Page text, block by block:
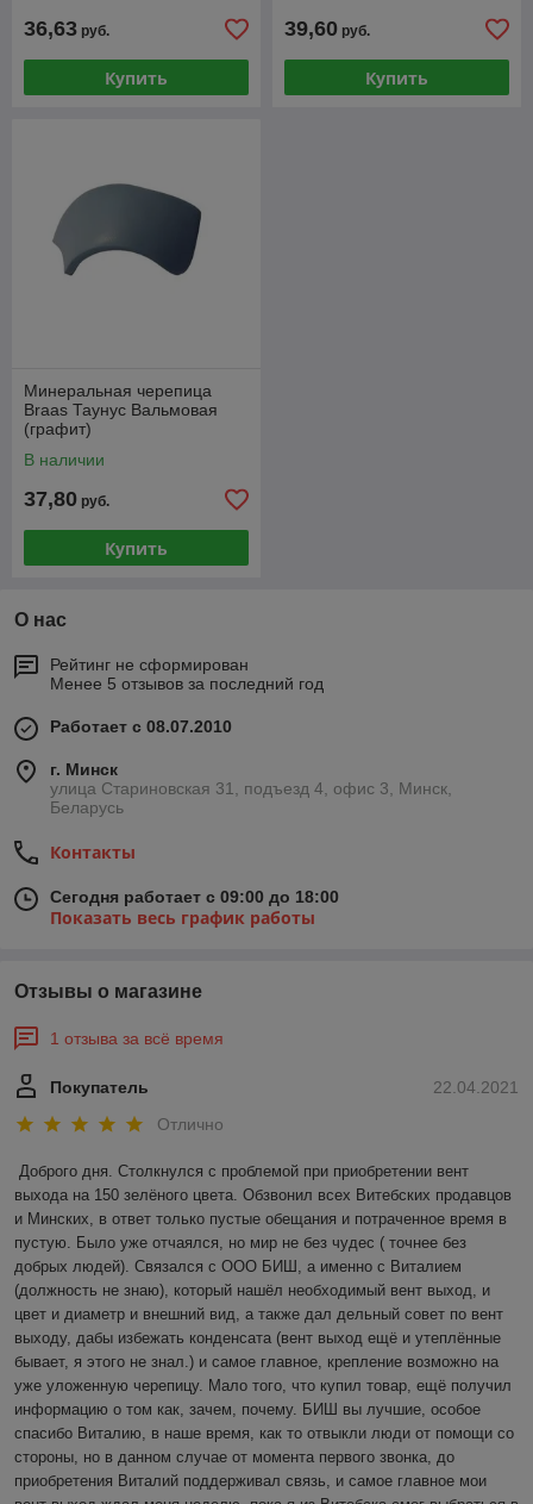
36,63 руб.
Купить
39,60 руб.
Купить
Минеральная черепица
Braas Таунус Вальмовая
(графит)
В наличии
37,80 руб.
Купить
О нас
Рейтинг не сформирован
Менее 5 отзывов за последний год
Работает с 08.07.2010
г. Минск
улица Стариновская 31, подъезд 4, офис 3, Минск,
Беларусь
Контакты
Сегодня работает с 09:00 до 18:00
Показать весь график работы
Отзывы о магазине
1 отзыва за всё время
22.04.2021
Покупатель
Отлично
Доброго дня. Столкнулся с проблемой при приобретении вент
выхода на 150 зелёного цвета. Обзвонил всех Витебских продавцов
и Минских, в ответ только пустые обещания и потраченное время в
пустую. Было уже отчаялся, но мир не без чудес ( точнее без
добрых людей). Связался с ООО БИШ, а именно с Виталием
(должность не знаю), который нашёл необходимый вент выход, и
цвет и диаметр и внешний вид, а также дал дельный совет по вент
выходу, дабы избежать конденсата (вент выход ещё и утеплённые
бывает, я этого не знал.) и самое главное, крепление возможно на
уже уложенную черепицу. Мало того, что купил товар, ещё получил
информацию о том как, зачем, почему. БИШ вы лучшие, особое
спасибо Виталию, в наше время, как то отвыкли люди от помощи со
стороны, но в данном случае от момента первого звонка, до
приобретения Виталий поддерживал связь, и самое главное мои